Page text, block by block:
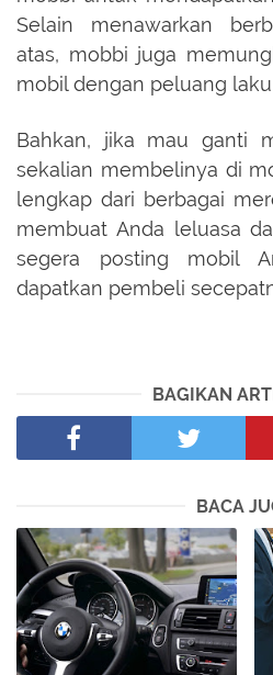
Selain menawarkan
atas, mobbi juga
mobil dengan peluang
Bahkan, jika mau ganti
sekalian membelinya di
lengkap dari berbagai
membuat Anda leluasa
segera posting mobil
dapatkan pembeli
BAGIKAN
BACA